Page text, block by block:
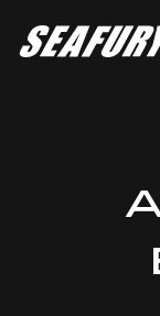
Seafury